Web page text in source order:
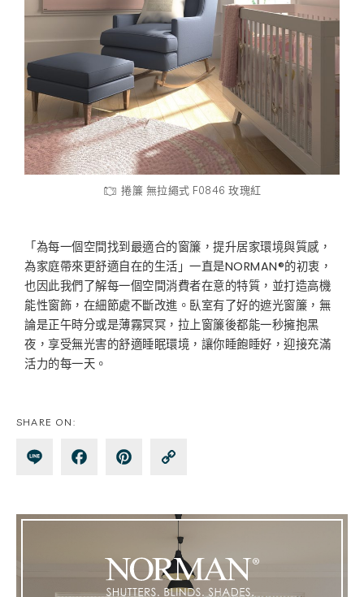
捲簾 無拉繩式 F0846 玫瑰紅
「為每一個空間找到最適合的窗簾，提升居家環境與質感，
為家庭帶來更舒適自在的生活」一直是NORMAN®的初衷，
也因此我們了解每一個空間消費者在意的特質，並打造高機
能性窗飾，在細節處不斷改進。臥室有了好的遮光窗簾，無
論是正午時分或是薄霧冥冥，拉上窗簾後都能一秒擁抱黑
夜，享受無光害的舒適睡眠環境，讓你睡飽睡好，迎接充滿
活力的每一天。
SHARE ON:
Lin Fa
ok
Pin
st k